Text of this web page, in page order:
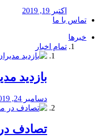
اکتبر 19, 2019
تماس با ما
خبرها
تمام اخبار
بازدید
دسامبر 24, 2019
تصادف